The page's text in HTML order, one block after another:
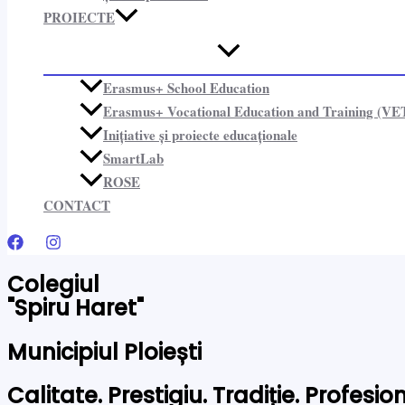
PROIECTE​
Erasmus+ School Education
Erasmus+ Vocational Education and Training
Inițiative și proiecte educaționale​
SmartLab
ROSE
CONTACT
Colegiul
"Spiru Haret"
Municipiul Ploiești
Calitate. Prestigiu. Tradiție.